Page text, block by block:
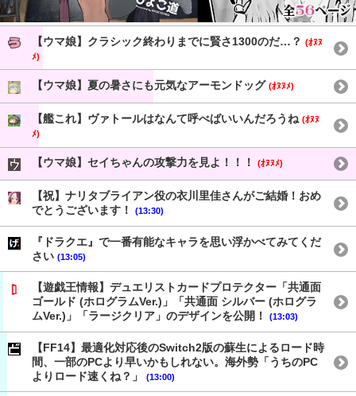
【ウマ娘】クラシック終わりまでに賢さ1300のだ…？ (ｵﾇﾇ
ﾒ)
【ウマ娘】夏の暑さにも元気なアーモンドッグ (ｵﾇﾇﾒ)
【艦これ】ヴァトールはなんて呼べばいいんだろうね (ｵﾇﾇ
ﾒ)
【ウマ娘】セイちゃんの攻撃力を見よ！！！ (ｵﾇﾇﾒ)
【祝】ナリタブライアン役の衣川里佳さんがご結婚！おめ
でとうございます！
(13:30)
『ドラクエ』で一番有能なキャラを思い浮かべてみてくだ
さい (13:05)
【遊戯王情報】デュエリストカードプロテクター「共通面
ゴールド (ホログラムVer.)」「共通面 シルバー (ホログラ
ムVer.)」「ラージクリア」のデザインを公開！
(13:03)
【FF14】最適化対応後のSwitch2版の蘇生によるロード時
間、一部のPCより早いかもしれない。海外勢「うちのPC
よりロード速くね？」
(13:00)